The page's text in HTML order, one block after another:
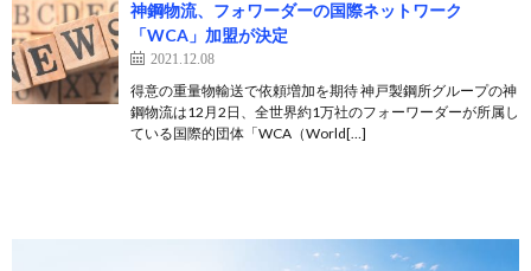
神鋼物流、フォワーダーの国際ネットワーク
「WCA」加盟が決定
2021.12.08
得意の重量物輸送で依頼増加を期待 神戸製鋼所グループの神
鋼物流は12月2日、全世界約1万社のフォーワーダーが所属し
ている国際的団体「WCA（World[…]